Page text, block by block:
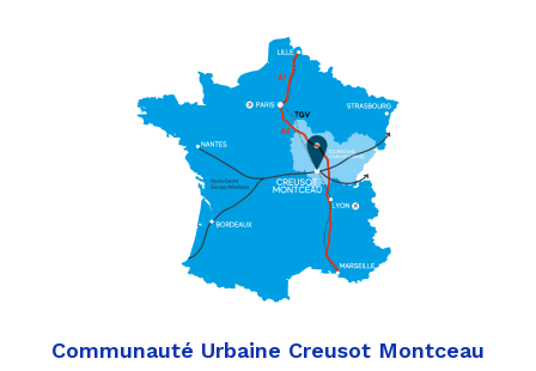
Communauté Urbaine Creusot Montceau